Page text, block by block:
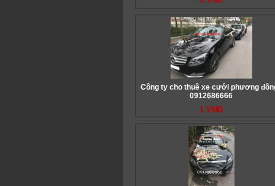
Công ty cho thuê xe cưới phương
0912686666
1 VNĐ